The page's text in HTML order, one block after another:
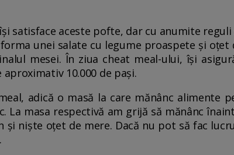
satisface aceste pofte, dar cu anumite
unei salate cu legume proaspete și oțet
mesei. În ziua cheat meal-ului, își
10.000 de pași.
adică o masă la care mănânc alimente
La masa respectivă am grijă să mănânc
și niște oțet de mere. Dacă nu pot să fac